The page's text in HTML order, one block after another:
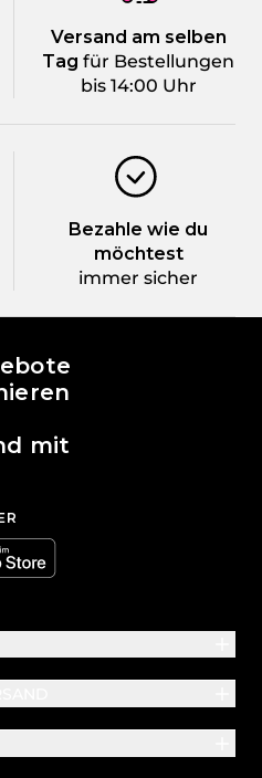
Versand am selben
Tag für Bestellungen
bis 14:00 Uhr
Bezahle wie du
möchtest
immer sicher
Beauty
mit